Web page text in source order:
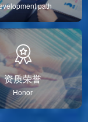
path
资质荣誉
Honor